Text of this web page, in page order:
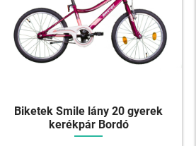
Biketek Smile lány 20 gyerek
kerékpár Bordó